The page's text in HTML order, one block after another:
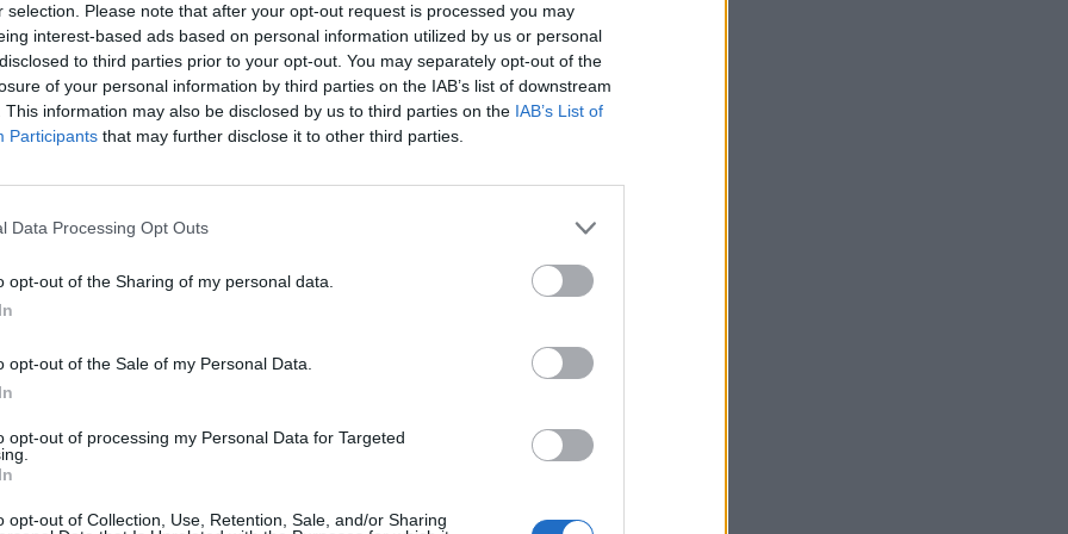
selection. Please note that after your opt-out request is processed you may
interest-based ads based on personal information utilized by us or personal
to third parties prior to your opt-out. You may separately opt-out of the
of your personal information by third parties on the IAB’s list of downstream
This information may also be disclosed by us to third parties on the IAB’s List of
Participants that may further disclose it to other third parties.
Data Processing Opt Outs
opt-out of the Sharing of my personal data.
opt-out of the Sale of my Personal Data.
opt-out of processing my Personal Data for Targeted
opt-out of Collection, Use, Retention, Sale, and/or Sharing
szolgáltatásért
ipar, tőke: hol születnek a következő évtized nagy üzleti lehetőségei?
a Portfolio első deep tech konferenciája, regisztráció és részletek itt!Információ
AI mesterséges intelligencia funkciókat a Samsung 2024 januárjában mutatta
piacra dobásakor. A dél-koreai vállalat ezzel AI-készülékként...